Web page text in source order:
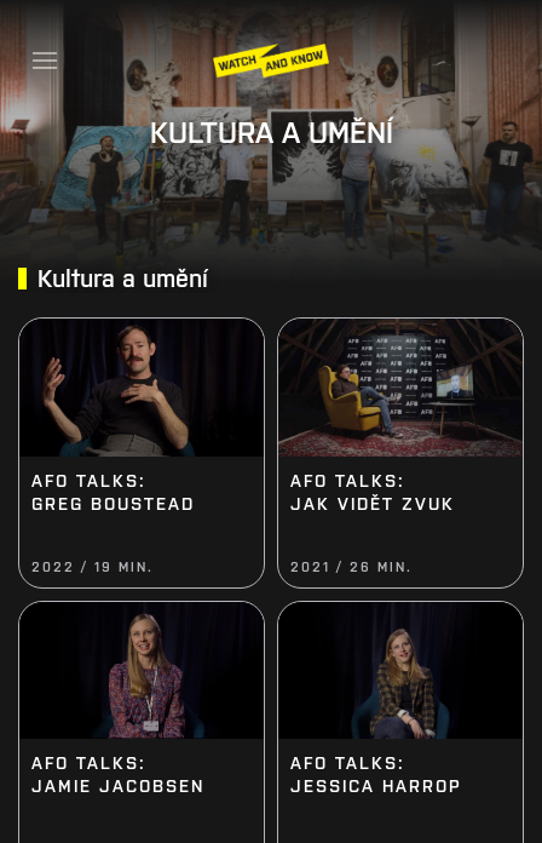
KULTURA A UMĚNÍ
Kultura a umění
AFO TALKS:
GREG BOUSTEAD
2022 / 19 MIN.
AFO TALKS:
JAK VIDĚT ZVUK
2021 / 26 MIN.
AFO TALKS:
JAMIE JACOBSEN
AFO TALKS:
JESSICA HARROP